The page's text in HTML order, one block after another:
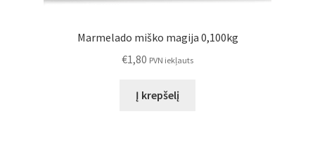
Marmelado miško magija 0,100kg
€1,80 PVN iekļauts
Į krepšelį